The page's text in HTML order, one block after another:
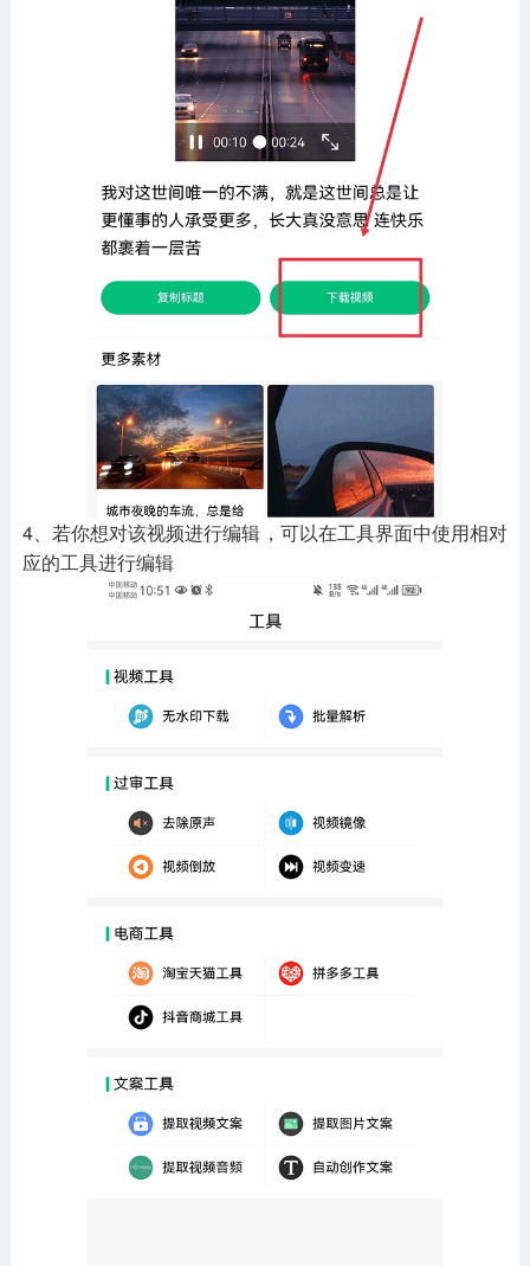
4、若你想对该视频进行编辑，可以在工具界面中使用相对
应的工具进行编辑